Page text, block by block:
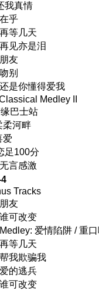
我真情
乎
等几天
见亦是泪
友
别
是你懂得爱我
Medley II
巴士站
柔河畔
爱
足100分
言感激
Tracks
友
可改变
爱情陷阱 / 重
等几天
我欺骗我
的逃兵
可改变